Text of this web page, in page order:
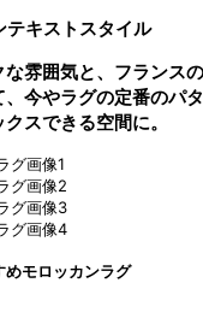
スタイル
な雰囲気と、フランス
、今やラグの定番のパ
スできる空間に。
めモロッカンラグ